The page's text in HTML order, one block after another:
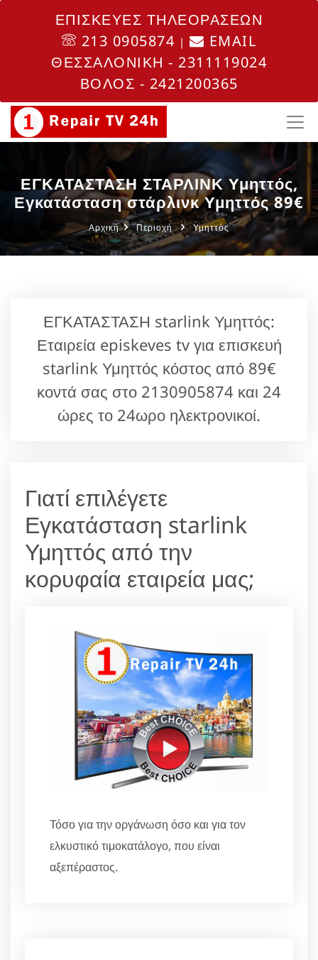
ΕΠΙΣΚΕΥΕΣ ΤΗΛΕΟΡΑΣΕΩΝ
213 0905874 |
EMAIL
ΘΕΣΣΑΛΟΝΙΚΗ - 2311119024
ΒΟΛΟΣ - 2421200365
ΕΓΚΑΤΑΣΤΑΣΗ ΣΤΑΡΛΙΝΚ Υμηττός,
Εγκατάσταση στάρλινκ Υμηττός 89€
Αρχική Περιοχή Υμηττός
ΕΓΚΑΤΑΣΤΑΣΗ starlink Υμηττός:
Εταιρεία episkeves tv για επισκευή
starlink Υμηττός κόστος από 89€
κοντά σας στο 2130905874 και 24
ώρες το 24ωρο ηλεκτρονικοί.
Γιατί επιλέγετε
Εγκατάσταση starlink
Υμηττός από την
κορυφαία εταιρεία μας;
Τόσο για την οργάνωση όσο και για τον
ελκυστικό τιμοκατάλογο, που είναι
αξεπέραστος.